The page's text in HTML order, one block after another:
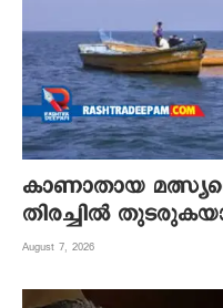
കാണാതായ
തിരച്ചിൽ
August 7, 2026